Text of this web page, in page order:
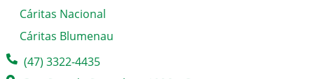
Cáritas Nacional
Cáritas Blumenau
(47) 3322-4435